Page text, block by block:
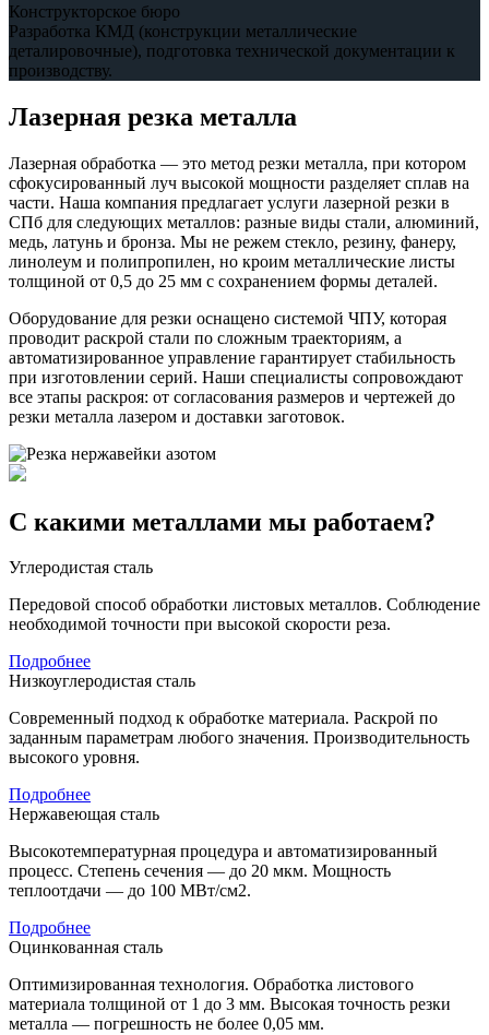
Конструкторское бюро
Разработка КМД (конструкции металлические
деталировочные), подготовка технической документации к
производству.
Лазерная резка металла
Лазерная обработка — это метод резки металла, при котором
сфокусированный луч высокой мощности разделяет сплав на
части. Наша компания предлагает услуги лазерной резки в
СПб для следующих металлов: разные виды стали, алюминий,
медь, латунь и бронза. Мы не режем стекло, резину, фанеру,
линолеум и полипропилен, но кроим металлические листы
толщиной от 0,5 до 25 мм с сохранением формы деталей.
Оборудование для резки оснащено системой ЧПУ, которая
проводит раскрой стали по сложным траекториям, а
автоматизированное управление гарантирует стабильность
при изготовлении серий. Наши специалисты сопровождают
все этапы раскроя: от согласования размеров и чертежей до
резки металла лазером и доставки заготовок.
С какими металлами мы работаем?
Углеродистая сталь
Передовой способ обработки листовых металлов. Соблюдение
необходимой точности при высокой скорости реза.
Подробнее
Низкоуглеродистая сталь
Современный подход к обработке материала. Раскрой по
заданным параметрам любого значения. Производительность
высокого уровня.
Подробнее
Нержавеющая сталь
Высокотемпературная процедура и автоматизированный
процесс. Степень сечения — до 20 мкм. Мощность
теплоотдачи — до 100 МВт/см2.
Подробнее
Оцинкованная сталь
Оптимизированная технология. Обработка листового
материала толщиной от 1 до 3 мм. Высокая точность резки
металла — погрешность не более 0,05 мм.